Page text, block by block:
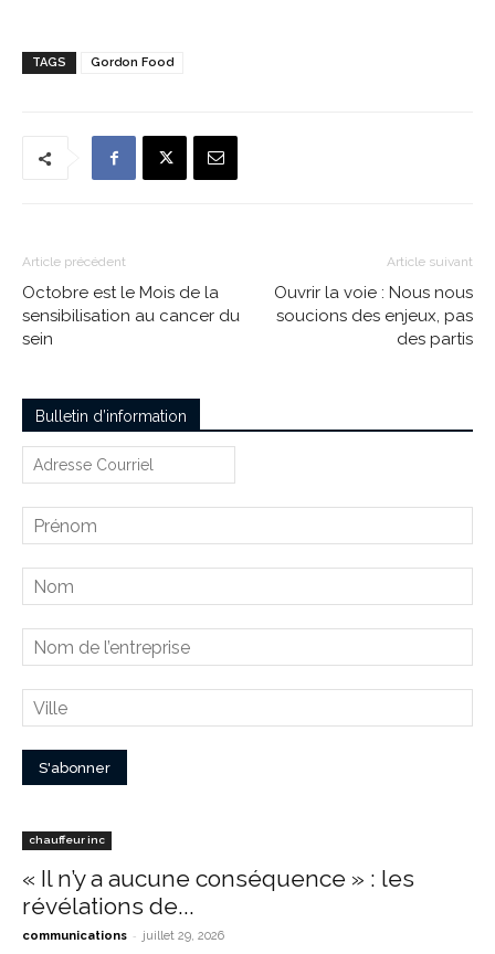
TAGS Gordon Food
Article précédent
Octobre est le Mois de la
sensibilisation au cancer du
sein
Article suivant
Ouvrir la voie : Nous nous
soucions des enjeux, pas
des partis
Bulletin d’information
chauffeur inc
« Il n’y a aucune conséquence » : les
révélations de...
communications - juillet 29, 2026